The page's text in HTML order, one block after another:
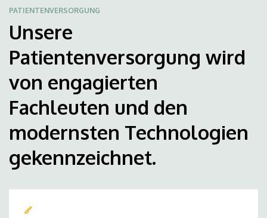
PATIENTENVERSORGUNG
Unsere
Patientenversorgung wird
von engagierten
Fachleuten und den
modernsten Technologien
gekennzeichnet.